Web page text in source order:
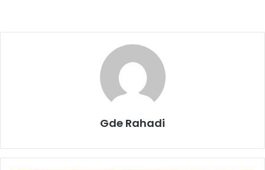
Gde Rahadi